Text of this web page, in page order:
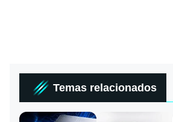
Temas relacionados